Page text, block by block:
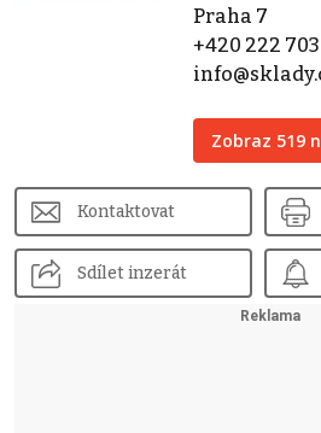
Praha 7
+420 222
Zobraz 519
Kontaktovat
Sdílet inzerát